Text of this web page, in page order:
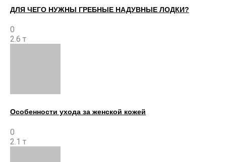
ДЛЯ ЧЕГО НУЖНЫ ГРЕБНЫЕ НАДУВНЫЕ ЛОДКИ?
0
2.6 т
Особенности ухода за женской кожей
0
2.1 т